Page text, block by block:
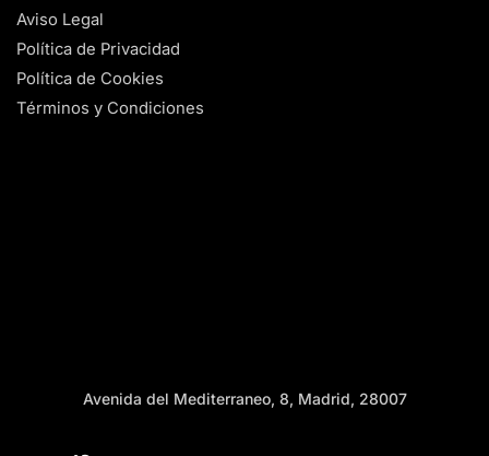
Aviso Legal
Política de Privacidad
Política de Cookies
Términos y Condiciones
Avenida del Mediterraneo, 8, Madrid, 28007